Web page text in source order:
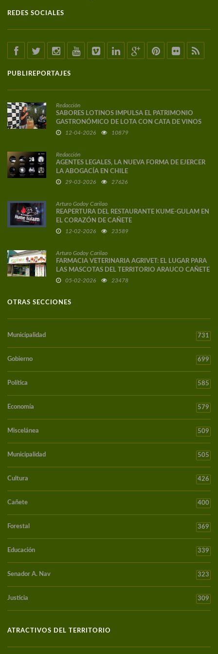
REDES SOCIALES
PUBLIREPORTAJES
Redacción
SABORES LOTINOS IMPULSA EL PATRIMONIO
GASTRONÓMICO DE LOTA CON CATA DE VINOS
DE AUTOR
12-04-2026 10879
Redacción
AGENTES LEGALES, LA NUEVA FORMA DE EJERCER
LA ABOGACÍA EN CHILE
29-03-2026 27626
Arturo Godoy Carilao
REAPERTURA DEL RESTAURANTE KUME-GULAM EN
EL CORAZÓN DE CAÑETE
12-02-2026 23589
Arturo Godoy Carilao
FARMACIA VETERINARIA AGRIVET: EL LUGAR PARA
LAS MASCOTAS DEL TERRITORIO ARAUCO CAÑETE
05-02-2026 23478
OTRAS SECCIONES
Municipalidad 731
Gobierno 699
Política 585
Economía 579
Miscelánea 509
Municipalidad 505
Cultura 426
Cañete 400
Forestal 369
Educación 339
Senador A. Nav 323
Justicia 309
ATRACTIVOS DEL TERRITORIO